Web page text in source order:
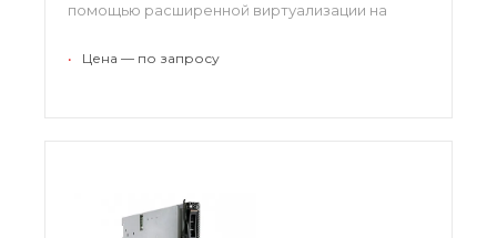
помощью расширенной виртуализации на
• Цена — по запросу